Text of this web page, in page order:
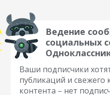
Ведение
социальных
Ваши подписчики
публикаций и свежего
контента – нет